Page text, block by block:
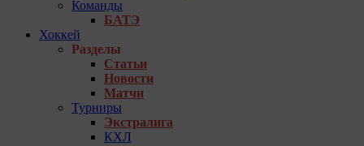
Команды
БАТЭ
Хоккей
Разделы
Статьи
Новости
Матчи
Турниры
Экстралига
КХЛ